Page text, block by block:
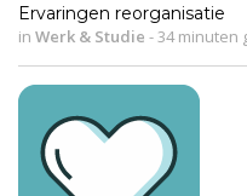
Ervaringen reorganisatie
in Werk & Studie -34 minuten